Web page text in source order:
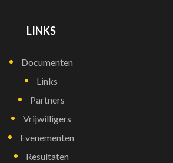
LINKS
Documenten
Links
Partners
Vrijwilligers
Evenementen
Resultaten